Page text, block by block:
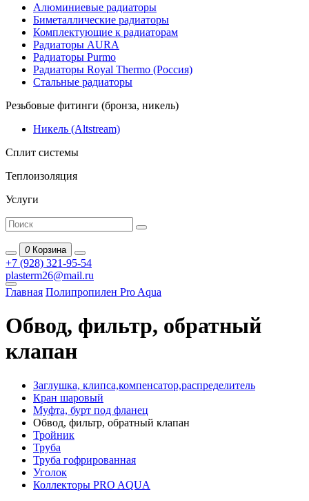
Алюминиевые радиаторы
Биметаллические радиаторы
Комплектующие к радиаторам
Радиаторы AURA
Радиаторы Purmo
Радиаторы Royal Thermo (Россия)
Стальные радиаторы
Резьбовые фитинги (бронза, никель)
Никель (Altstream)
Сплит системы
Теплоизоляция
Услуги
0 Корзина
+7 (928) 321-95-54
plasterm26@mail.ru
Главная Полипропилен Pro Aqua
Обвод, фильтр, обратный
клапан
Заглушка, клипса,компенсатор,распределитель
Кран шаровый
Муфта, бурт под фланец
Обвод, фильтр, обратный клапан
Тройник
Труба
Труба гофрированная
Уголок
Коллекторы PRO AQUA